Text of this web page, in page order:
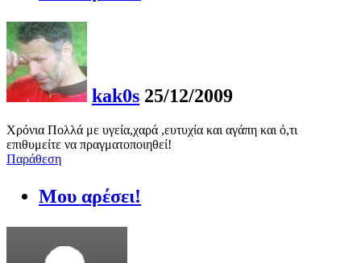
kak0s 25/12/2009
Χρόνια Πολλά με υγεία,χαρά ,ευτυχία και αγάπη και ό,τι
επιθυμείτε να πραγματοποιηθεί!
Παράθεση
Μου αρέσει!